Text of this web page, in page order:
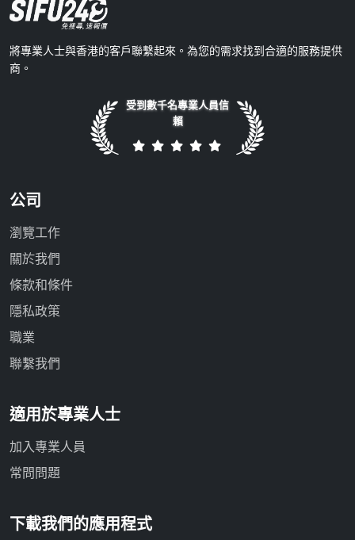
將專業人士與香港的客戶聯繫起來。為您的需求找到合適的服務提供
商。
受到數千名專業人員信
賴
公司
瀏覽工作
關於我們
條款和條件
隱私政策
職業
聯繫我們
適用於專業人士
加入專業人員
常問問題
下載我們的應用程式